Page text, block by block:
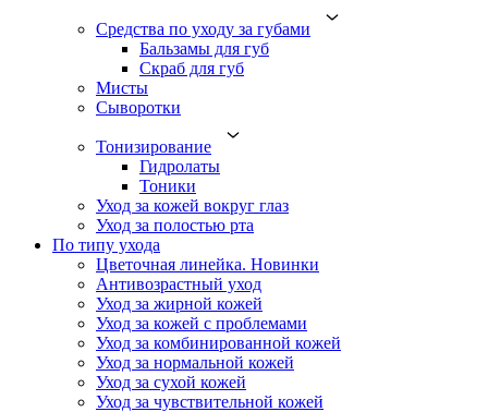
Средства по уходу за губами
Бальзамы для губ
Скраб для губ
Мисты
Сыворотки
Тонизирование
Гидролаты
Тоники
Уход за кожей вокруг глаз
Уход за полостью рта
По типу ухода
Цветочная линейка. Новинки
Антивозрастный уход
Уход за жирной кожей
Уход за кожей с проблемами
Уход за комбинированной кожей
Уход за нормальной кожей
Уход за сухой кожей
Уход за чувствительной кожей